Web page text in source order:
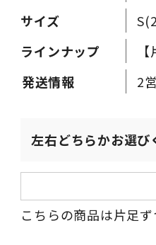
サイズ
ラインナップ
2
左右どちらかお選
こちらの商品は片足ず